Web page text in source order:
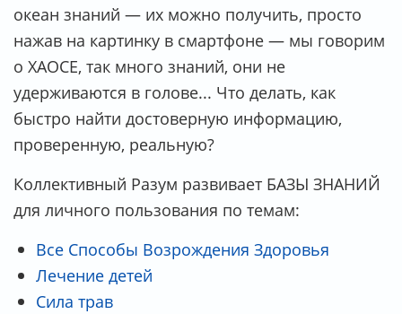
океан знаний — их можно получить, просто
нажав на картинку в смартфоне — мы говорим
о ХАОСЕ, так много знаний, они не
удерживаются в голове... Что делать, как
быстро найти достоверную информацию,
проверенную, реальную?
Коллективный Разум развивает БАЗЫ ЗНАНИЙ
для личного пользования по темам:
Все Способы Возрождения Здоровья
Лечение детей
Сила трав